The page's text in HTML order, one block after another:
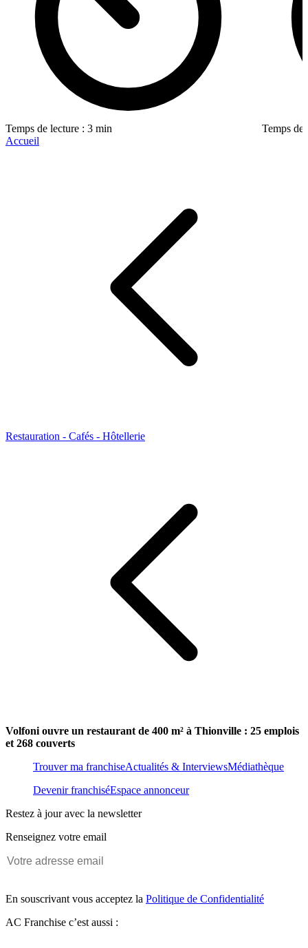
Temps de lecture : 3 min
Temps de
Accueil
Restauration - Cafés - Hôtellerie
Volfoni ouvre un restaurant de 400 m² à Thionville : 25 emplois
et 268 couverts
Trouver ma franchiseActualités & InterviewsMédiathèque
Devenir franchiséEspace annonceur
Restez à jour avec la newsletter
Renseignez votre email
En souscrivant vous acceptez la Politique de Confidentialité
AC Franchise c’est aussi :